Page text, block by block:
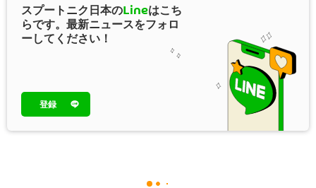
スプートニク日本のLineはこち
らです。最新ニュースをフォロ
ーしてください！
登録